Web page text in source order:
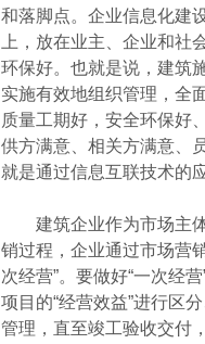
和落脚点。企业信息化建
上，放在业主、企业和
环保好。也就是说，建筑
实施有效地组织管理，全
质量工期好，安全环保好
供方满意、相关方满意、
就是通过信息互联技术的
建筑企业作为市场主体
销过程，企业通过市场营
次经营”。要做好“一次经
项目的“经营效益”进行区
管理，直至竣工验收交付